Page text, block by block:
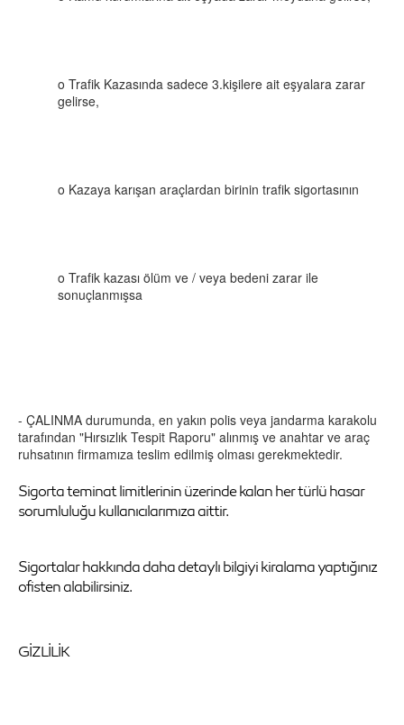
o Trafik Kazasında sadece 3.kişilere ait eşyalara zarar
gelirse,
o Kazaya karışan araçlardan birinin trafik sigortasının
o Trafik kazası ölüm ve / veya bedeni zarar ile
sonuçlanmışsa
- ÇALINMA durumunda, en yakın polis veya jandarma karakolu
tarafından "Hırsızlık Tespit Raporu" alınmış ve anahtar ve araç
ruhsatının firmamıza teslim edilmiş olması gerekmektedir.
Sigorta teminat limitlerinin üzerinde kalan her türlü hasar
sorumluluğu kullanıcılarımıza aittir.
Sigortalar hakkında daha detaylı bilgiyi kiralama yaptığınız
ofisten alabilirsiniz.
GİZLİLİK